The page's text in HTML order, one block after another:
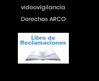
videovigilancia
Derechos ARCO